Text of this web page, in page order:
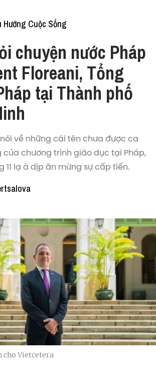
Hướng Cuộc Sống
chuyện nước Pháp
Floreani, Tổng
tại Thành phố
về những cái tên chưa được ca
của chương trình giáo dục tại Pháp,
11 lạ à dịp ăn mừng sự cấp tiến.
cho Vietcetera